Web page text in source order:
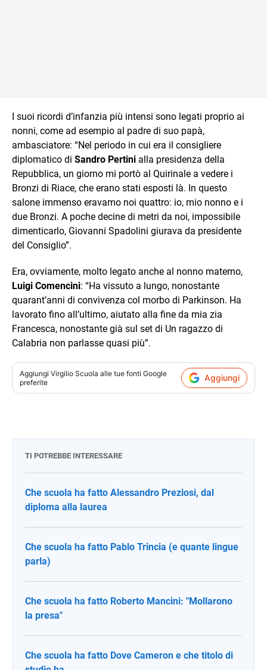
I suoi ricordi d’infanzia più intensi sono legati proprio ai
nonni, come ad esempio al padre di suo papà,
ambasciatore: “Nel periodo in cui era il consigliere
diplomatico di Sandro Pertini alla presidenza della
Repubblica, un giorno mi portò al Quirinale a vedere i
Bronzi di Riace, che erano stati esposti là. In questo
salone immenso eravamo noi quattro: io, mio nonno e i
due Bronzi. A poche decine di metri da noi, impossibile
dimenticarlo, Giovanni Spadolini giurava da presidente
del Consiglio”.
Era, ovviamente, molto legato anche al nonno materno,
Luigi Comencini: “Ha vissuto a lungo, nonostante
quarant’anni di convivenza col morbo di Parkinson. Ha
lavorato fino all’ultimo, aiutato alla fine da mia zia
Francesca, nonostante già sul set di Un ragazzo di
Calabria non parlasse quasi più”.
Aggiungi Virgilio Scuola alle tue fonti Google
preferite
Aggiungi
TI POTREBBE INTERESSARE
Che scuola ha fatto Alessandro Preziosi, dal
diploma alla laurea
Che scuola ha fatto Pablo Trincia (e quante lingue
parla)
Che scuola ha fatto Roberto Mancini: "Mollarono
la presa"
Che scuola ha fatto Dove Cameron e che titolo di